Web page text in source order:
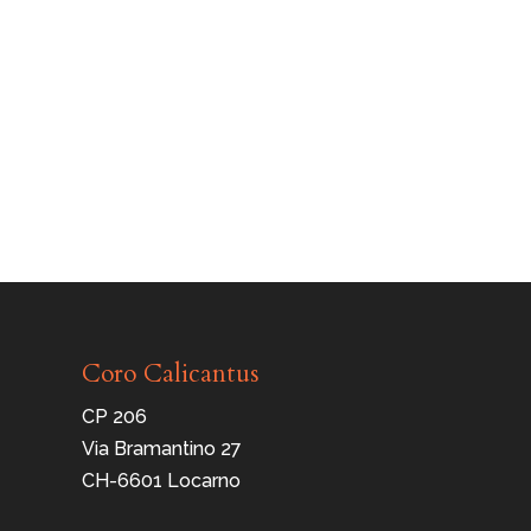
Coro Calicantus
CP 206
Via Bramantino 27
CH-6601 Locarno